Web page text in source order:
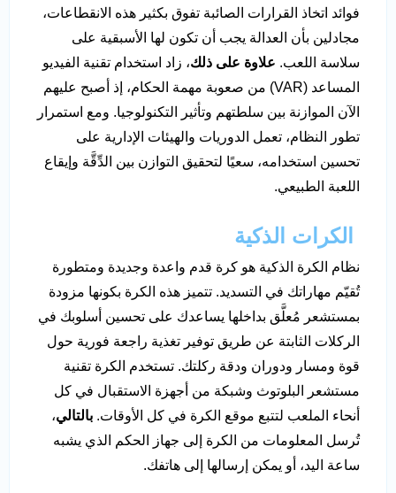
فوائد اتخاذ القرارات الصائبة تفوق بكثير هذه الانقطاعات،
مجادلين بأن العدالة يجب أن تكون لها الأسبقية على
سلاسة اللعب. علاوة على ذلك، زاد استخدام تقنية الفيديو
المساعد (VAR) من صعوبة مهمة الحكام، إذ أصبح عليهم
الآن الموازنة بين سلطتهم وتأثير التكنولوجيا. ومع استمرار
تطور النظام، تعمل الدوريات والهيئات الإدارية على
تحسين استخدامه، سعيًا لتحقيق التوازن بين الدِّقَّة وإيقاع
اللعبة الطبيعي.
الكرات الذكية
نظام الكرة الذكية هو كرة قدم واعدة وجديدة ومتطورة
تُقيّم مهاراتك في التسديد. تتميز هذه الكرة بكونها مزودة
بمستشعر مُعلَّق بداخلها يساعدك على تحسين أسلوبك في
الركلات الثابتة عن طريق توفير تغذية راجعة فورية حول
قوة ومسار ودوران ودقة ركلتك. تستخدم الكرة تقنية
مستشعر البلوتوث وشبكة من أجهزة الاستقبال في كل
أنحاء الملعب لتتبع موقع الكرة في كل الأوقات. بالتالي،
تُرسل المعلومات من الكرة إلى جهاز الحكم الذي يشبه
ساعة اليد، أو يمكن إرسالها إلى هاتفك.